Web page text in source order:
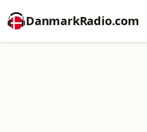
DanmarkRadio.com